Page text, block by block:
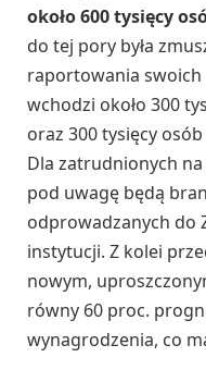
około 600 tysięcy
do tej pory była
raportowania swoich
wchodzi około 300
oraz 300 tysięcy
Dla zatrudnionych
pod uwagę będą
odprowadzanych do
instytucji. Z kolei
nowym,
równy 60 proc.
wynagrodzenia, co